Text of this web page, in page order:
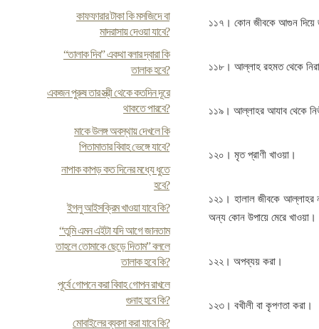
কাফফারার টাকা কি মসজিদে বা
মাদরাসায় দেওয়া যাবে?
“তালাক দিব” একথা বলার দ্বারা কি
তালাক হবে?
একজন পুরুষ তার স্ত্রী থেকে কতদিন দূরে
থাকতে পারবে?
মাকে উলঙ্গ অবস্থায় দেখলে কি
পিতামাতার বিবাহ ভেঙ্গে যাবে?
নাপাক কাপড় কত দিনের মধ্যে ধুতে
হবে?
ইগলু আইসক্রিম খাওয়া যাবে কি?
“তুমি এমন এইটা যদি আগে জানতাম
তাহলে তোমাকে ছেড়ে দিতাম” বললে
তালাক হবে কি?
পূর্বে গোপনে করা বিবাহ গোপন রাখলে
গুনাহ হবে কি?
মোবাইলের ব্যবসা করা যাবে কি?
১১৭। কোন জীবকে আগুন দিয়ে
১১৮। আল্লাহ রহমত থেকে
১১৯। আল্লাহর আযাব থেকে
১২০। মৃত প্রাণী খাওয়া।
১২১। হালাল জীবকে আল্লাহর
অন্য কোন উপায়ে মেরে খাওয়া।
১২২। অপব্যয় করা।
১২৩। বখীলী বা কৃপণতা করা।